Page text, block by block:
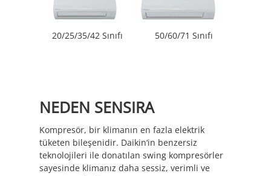
20/25/35/42 Sınıfı 50/60/71 Sınıfı
NEDEN SENSIRA
Kompresör, bir klimanın en fazla elektrik
tüketen bileşenidir. Daikin‘in benzersiz
teknolojileri ile donatılan swing kompresörler
sayesinde klimanız daha sessiz, verimli ve